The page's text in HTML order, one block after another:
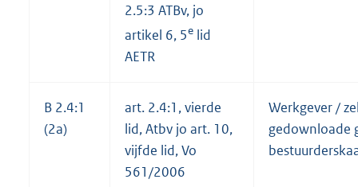
2.5:3 ATBv, jo
artikel 6, 5e lid
AETR
B 2.4:1
(2a)
art. 2.4:1, vierde
lid, Atbv jo art. 10,
vijfde lid, Vo
561/2006
Werkgever /
gedownloade